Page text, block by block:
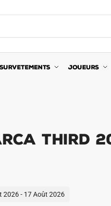
JOUEURS
Third
2026 - 17 Août 2026